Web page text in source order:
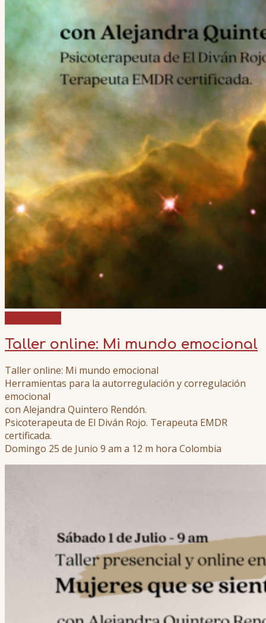
Taller online: Mi mundo emocional
Taller online: Mi mundo emocional
Herramientas para la autorregulación y corregulación
emocional
con Alejandra Quintero Rendón.
Psicoterapeuta de El Diván Rojo. Terapeuta EMDR
certificada.
Domingo 25 de Junio 9 am a 12 m hora Colombia